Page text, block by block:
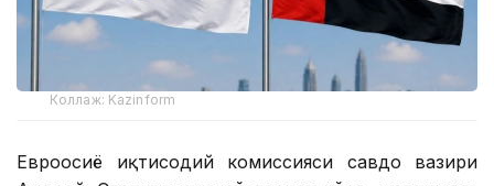
Коллаж: Kazinform
Евроосиё иқтисодий комиссияси савдо вазири